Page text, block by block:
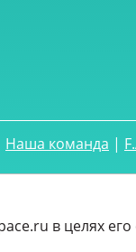
Наша команда |
в целях